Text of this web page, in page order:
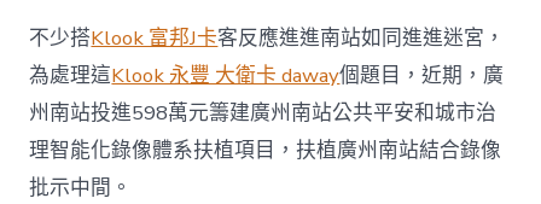
不少搭Klook 富邦J卡客反應進進南站如同進進迷宮，
為處理這Klook 永豐 大衛卡 daway個題目，近期，廣
州南站投進598萬元籌建廣州南站公共平安和城市治
理智能化錄像體系扶植項目，扶植廣州南站結合錄像
批示中間。